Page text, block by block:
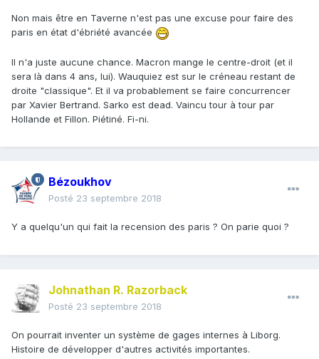
Non mais être en Taverne n'est pas une excuse pour faire des
paris en état d'ébriété avancée
Il n'a juste aucune chance. Macron mange le centre-droit (et il
sera là dans 4 ans, lui). Wauquiez est sur le créneau restant de
droite "classique". Et il va probablement se faire concurrencer
par Xavier Bertrand. Sarko est dead. Vaincu tour à tour par
Hollande et Fillon. Piétiné. Fi-ni.
Bézoukhov
Posté 23 septembre 2018
Y a quelqu'un qui fait la recension des paris ? On parie quoi ?
Johnathan R. Razorback
Posté 23 septembre 2018
On pourrait inventer un système de gages internes à Liborg.
Histoire de développer d'autres activités importantes.